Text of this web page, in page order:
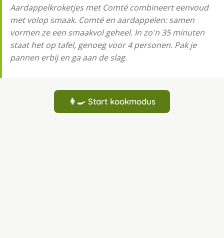
Aardappelkroketjes met Comté combineert eenvoud
met volop smaak. Comté en aardappelen: samen
vormen ze een smaakvol geheel. In zo'n 35 minuten
staat het op tafel, genoeg voor 4 personen. Pak je
pannen erbij en ga aan de slag.
👩‍🍳 Start kookmodus